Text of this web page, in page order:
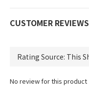
CUSTOMER REVIEWS
No review for this product